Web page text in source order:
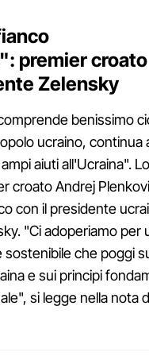
premier croato
Zelensky
benissimo
ucraino, continua
aiuti all'Ucraina".
croato Andrej
con il presidente
"Ci adoperiamo per
che poggi
e sui principi
si legge nella nota